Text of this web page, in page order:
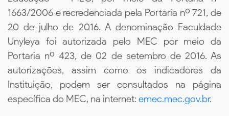
1663/2006 e recredenciada pela Portaria nº 721, de
20 de julho de 2016. A denominação Faculdade
Unyleya foi autorizada pelo MEC por meio da
Portaria nº 423, de 02 de setembro de 2016. As
autorizações, assim como os indicadores da
Instituição, podem ser consultados na página
específica do MEC, na internet: emec.mec.gov.br.